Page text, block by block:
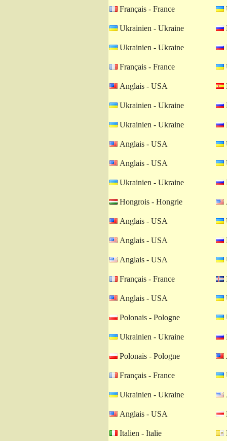
Français - France
Ukrainien - Ukraine
Ukrainien - Ukraine
Français - France
Anglais - USA
Ukrainien - Ukraine
Ukrainien - Ukraine
Anglais - USA
Anglais - USA
Ukrainien - Ukraine
Hongrois - Hongrie
Anglais - USA
Anglais - USA
Anglais - USA
Français - France
Anglais - USA
Polonais - Pologne
Ukrainien - Ukraine
Polonais - Pologne
Français - France
Ukrainien - Ukraine
Anglais - USA
Italien - Italie